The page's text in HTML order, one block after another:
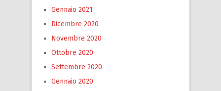
Gennaio 2021
Dicembre 2020
Novembre 2020
Ottobre 2020
Settembre 2020
Gennaio 2020